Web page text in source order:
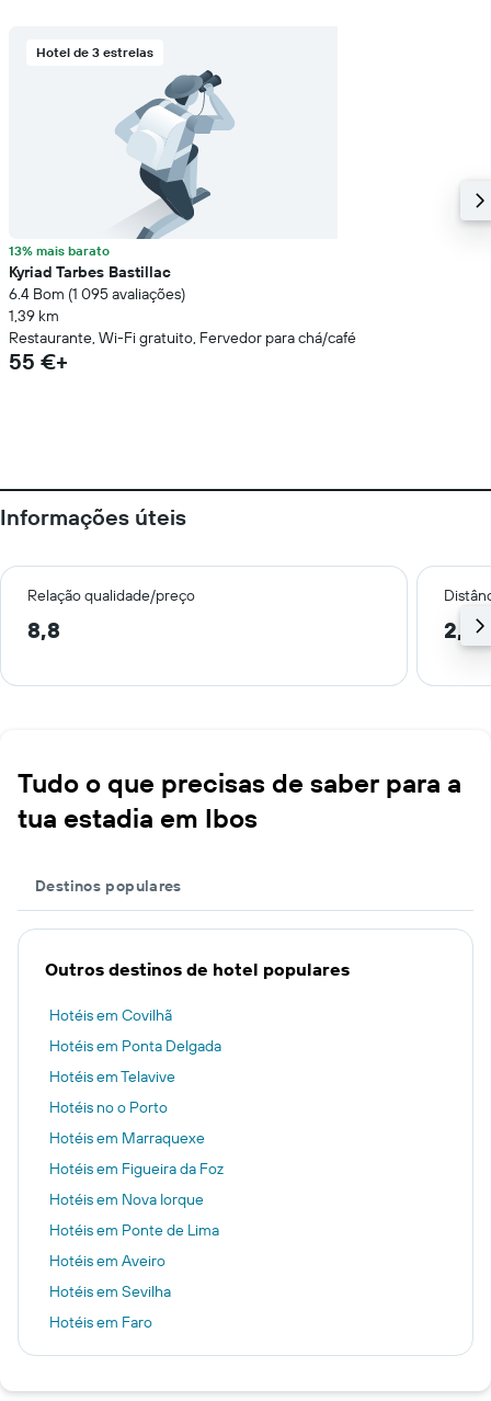
Hotel de 3 estrelas
13% mais barato
Kyriad Tarbes Bastillac
6.4 Bom (1 095 avaliações)
1,39 km
Restaurante, Wi-Fi gratuito, Fervedor para chá/café
55 €+
Informações úteis
Relação qualidade/preço
8,8 2,4
Tudo o que precisas de saber para a
tua estadia em Ibos
Destinos populares
Outros destinos de hotel populares
Hotéis em Covilhã
Hotéis em Ponta Delgada
Hotéis em Telavive
Hotéis no o Porto
Hotéis em Marraquexe
Hotéis em Figueira da Foz
Hotéis em Nova Iorque
Hotéis em Ponte de Lima
Hotéis em Aveiro
Hotéis em Sevilha
Hotéis em Faro
Hotéis em Albufeira